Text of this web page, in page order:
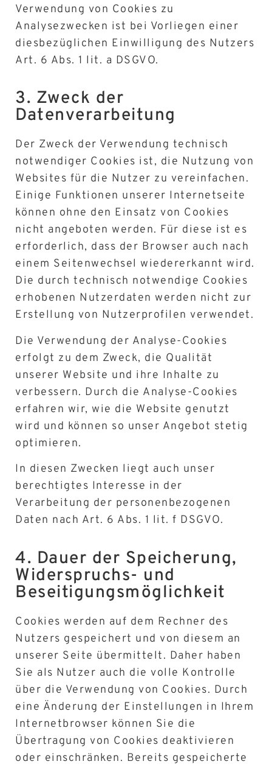
Verwendung von Cookies zu
Analysezwecken ist bei Vorliegen einer
diesbezüglichen Einwilligung des Nutzers
Art. 6 Abs. 1 lit. a DSGVO.
3. Zweck der
Datenverarbeitung
Der Zweck der Verwendung technisch
notwendiger Cookies ist, die Nutzung von
Websites für die Nutzer zu vereinfachen.
Einige Funktionen unserer Internetseite
können ohne den Einsatz von Cookies
nicht angeboten werden. Für diese ist es
erforderlich, dass der Browser auch nach
einem Seitenwechsel wiedererkannt wird.
Die durch technisch notwendige Cookies
erhobenen Nutzerdaten werden nicht zur
Erstellung von Nutzerprofilen verwendet.
Die Verwendung der Analyse-Cookies
erfolgt zu dem Zweck, die Qualität
unserer Website und ihre Inhalte zu
verbessern. Durch die Analyse-Cookies
erfahren wir, wie die Website genutzt
wird und können so unser Angebot stetig
optimieren.
In diesen Zwecken liegt auch unser
berechtigtes Interesse in der
Verarbeitung der personenbezogenen
Daten nach Art. 6 Abs. 1 lit. f DSGVO.
4. Dauer der Speicherung,
Widerspruchs- und
Beseitigungs­möglichkeit
Cookies werden auf dem Rechner des
Nutzers gespeichert und von diesem an
unserer Seite übermittelt. Daher haben
Sie als Nutzer auch die volle Kontrolle
über die Verwendung von Cookies. Durch
eine Änderung der Einstellungen in Ihrem
Internetbrowser können Sie die
Übertragung von Cookies deaktivieren
oder einschränken. Bereits gespeicherte